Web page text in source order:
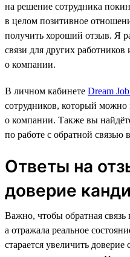
на решение сотрудника
в целом позитивное
получить хороший отзыв. Я
связи для других
о компании.
В личном кабинете Dream
сотрудников, который можно
о компании. Также вы
по работе с обратной связью в
Ответы на
доверие
Важно, чтобы обратная
а отражала реальное
старается увеличить доверие